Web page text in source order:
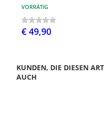
VORRÄTIG
€ 49,90
KUNDEN, DIE DIESEN
AUCH